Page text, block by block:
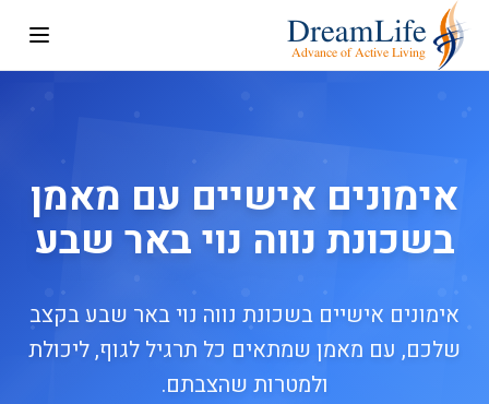
אימונים אישיים עם מאמן
בשכונת נווה נוי באר שבע
אימונים אישיים בשכונת נווה נוי באר שבע בקצב
שלכם, עם מאמן שמתאים כל תרגיל לגוף, ליכולת
ולמטרות שהצבתם.